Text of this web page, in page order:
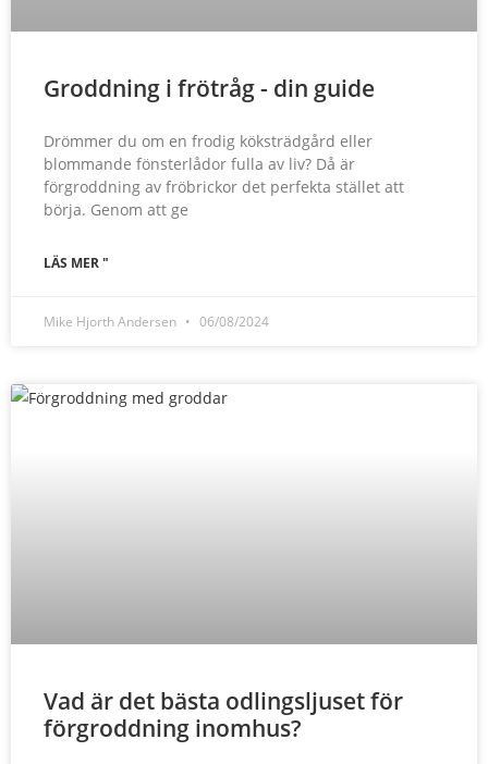
Groddning i frötråg - din guide
Drömmer du om en frodig köksträdgård eller
blommande fönsterlådor fulla av liv? Då är
förgroddning av fröbrickor det perfekta stället att
börja. Genom att ge
LÄS MER "
Mike Hjorth Andersen 06/08/2024
Vad är det bästa odlingsljuset för
förgroddning inomhus?